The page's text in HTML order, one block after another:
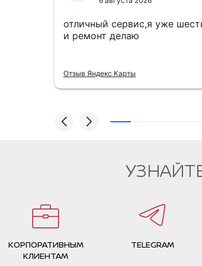
отличный сервис,я уже
и ремонт делаю
Отзыв Яндекс Карты
КОРПОРАТИВНЫМ
КЛИЕНТАМ
TELEGRAM